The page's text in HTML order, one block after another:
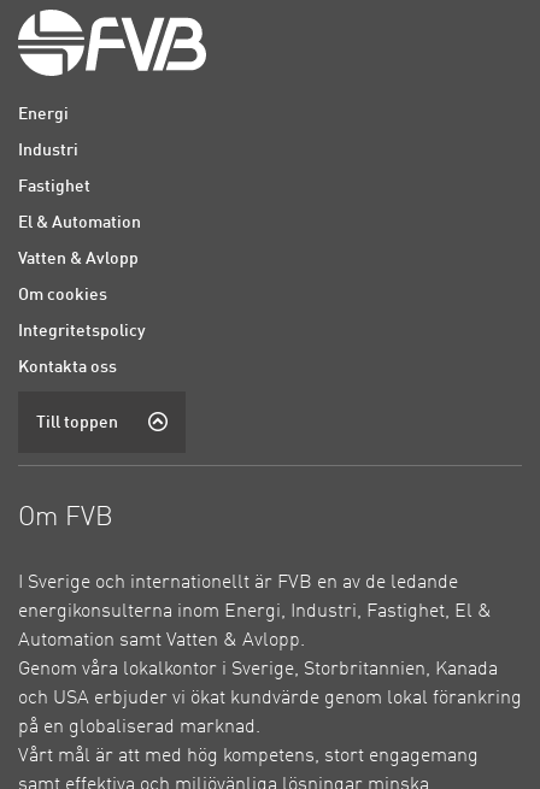
Energi
Industri
Fastighet
El & Automation
Vatten & Avlopp
Om cookies
Integritetspolicy
Kontakta oss
Till toppen
Om FVB
I Sverige och internationellt är FVB en av de ledande
energikonsulterna inom Energi, Industri, Fastighet, El &
Automation samt Vatten & Avlopp.
Genom våra lokalkontor i Sverige, Storbritannien, Kanada
och USA erbjuder vi ökat kundvärde genom lokal förankring
på en globaliserad marknad.
Vårt mål är att med hög kompetens, stort engagemang